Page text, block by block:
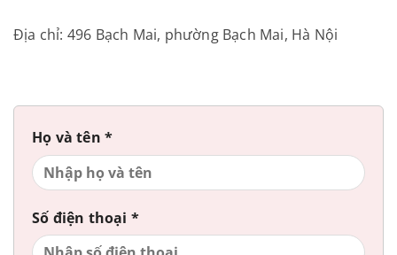
Địa chỉ: 496 Bạch Mai, phường Bạch Mai, Hà Nội
Họ và tên *
Số điện thoại *